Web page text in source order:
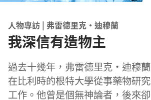
人物專訪 | 弗雷德里克·迪穆蘭
我深信有造物主
過去十幾年，弗雷德里克·迪穆蘭
在比利時的根特大學從事藥物研究
工作。他曾是個無神論者，後來卻